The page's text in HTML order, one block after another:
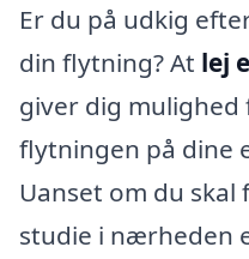
Er du på udkig
din flytning? At lej
giver dig
flytningen på dine
Uanset om du
studie i nærheden